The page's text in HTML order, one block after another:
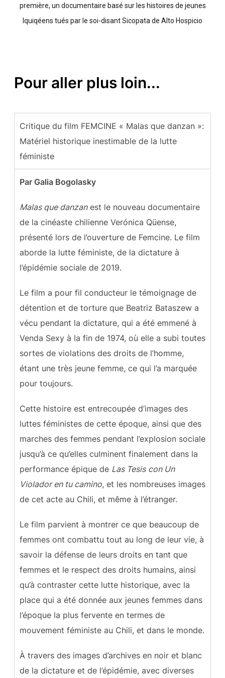
première, un documentaire basé sur les histoires de jeunes
Iquiqéens tués par le soi-disant Sicopata de Alto Hospicio
Pour aller plus loin...
Critique du film FEMCINE « Malas que danzan »:
Matériel historique inestimable de la lutte
féministe
Par Galia Bogolasky
Malas que danzanest le nouveau documentaire
de la cinéaste chilienne Verónica Qüense,
présenté lors de l’ouverture de Femcine. Le film
aborde la lutte féministe, de la dictature à
l’épidémie sociale de 2019.
Le film a pour fil conducteur le témoignage de
détention et de torture que Beatriz Bataszew a
vécu pendant la dictature, qui a été emmené à
Venda Sexy à la fin de 1974, où elle a subi toutes
sortes de violations des droits de l’homme,
étant une très jeune femme, ce qui l’a marquée
pour toujours.
Cette histoire est entrecoupée d’images des
luttes féministes de cette époque, ainsi que des
marches des femmes pendant l’explosion sociale
jusqu’à ce qu’elles culminent finalement dans la
performance épique de Las Tesis con Un
Violador en tu camino, et les nombreuses images
de cet acte au Chili, et même à l’étranger.
Le film parvient à montrer ce que beaucoup de
femmes ont combattu tout au long de leur vie, à
savoir la défense de leurs droits en tant que
femmes et le respect des droits humains, ainsi
qu’à contraster cette lutte historique, avec la
place qui a été donnée aux jeunes femmes dans
l’époque la plus fervente en termes de
mouvement féministe au Chili, et dans le monde.
À travers des images d’archives en noir et blanc
de la dictature et de l’épidémie, avec diverses